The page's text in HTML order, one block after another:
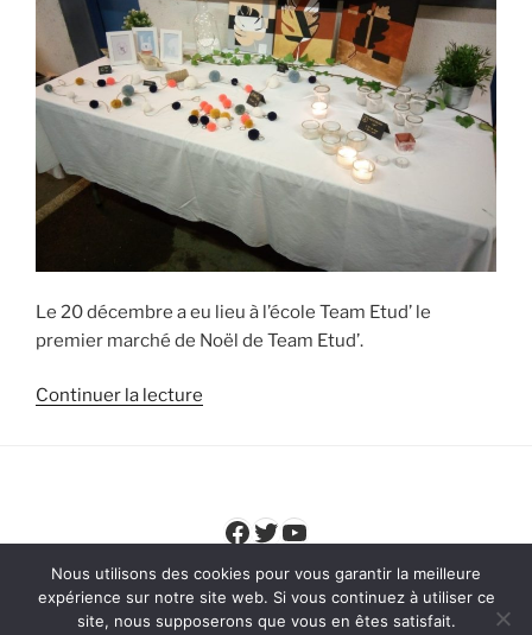
Le 20 décembre a eu lieu à l’école Team Etud’ le
premier marché de Noël de Team Etud’.
Continuer la lecture
Team
Etud’ »
Facebook
Twitter
YouTube
Nous utilisons des cookies pour vous garantir la meilleure
expérience sur notre site web. Si vous continuez à utiliser ce
site, nous supposerons que vous en êtes satisfait.